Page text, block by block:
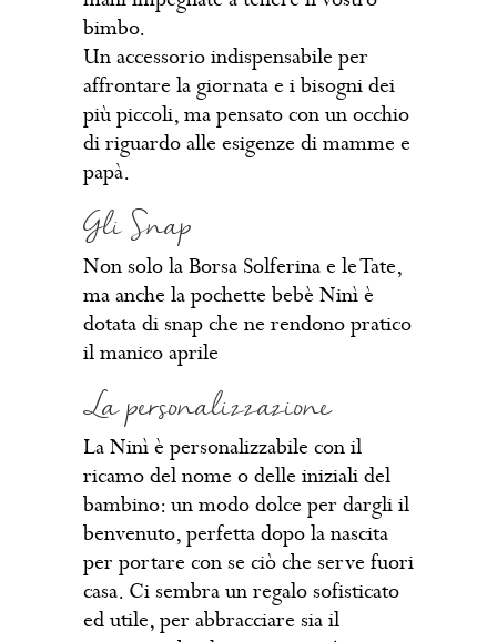
bimbo.
Un accessorio indispensabile per
affrontare la giornata e i bisogni dei
più piccoli, ma pensato con un occhio
di riguardo alle esigenze di mamme e
papà.
Gli Snap
Non solo la Borsa Solferina e le Tate,
ma anche la pochette bebè Ninì è
dotata di snap che ne rendono pratico
il manico aprile
La personalizzazione
La Ninì è personalizzabile con il
ricamo del nome o delle iniziali del
bambino: un modo dolce per dargli il
benvenuto, perfetta dopo la nascita
per portare con se ciò che serve fuori
casa. Ci sembra un regalo sofisticato
ed utile, per abbracciare sia il